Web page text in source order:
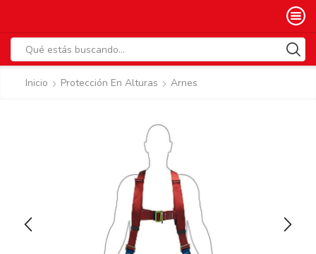
input
Inicio
Protección En Alturas Arnes